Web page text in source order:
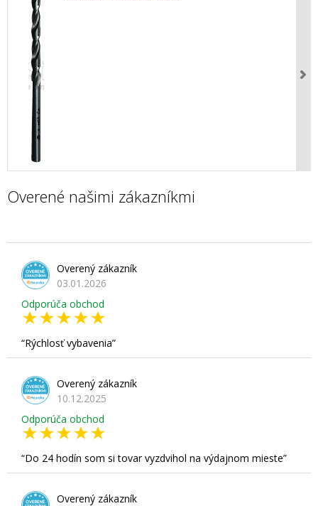
Overené našimi zákazníkmi
Overený zákazník
03.01.2026
Odporúča obchod
Rýchlosť vybavenia
Overený zákazník
10.12.2025
Odporúča obchod
Do 24 hodín som si tovar vyzdvihol na výdajnom mieste
Overený zákazník